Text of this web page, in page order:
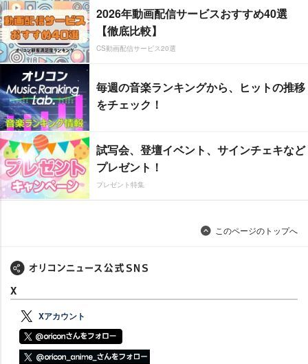
2026年動画配信サービスおすすめ40選
【徹底比較】
CS動画配信サービス20選
毎週の音楽ランキングから、ヒットの推移
をチェック！
試写会、登壇イベント、サインチェキなど
プレゼント！
プレゼント特集
このページのトップへ
X
Xアカウント